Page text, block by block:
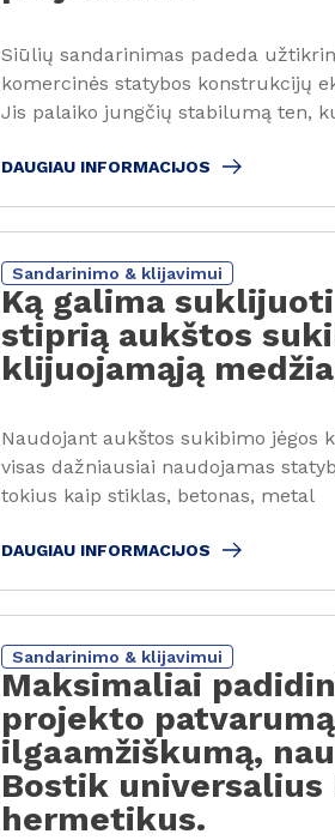
Siūlių sandarinimas padeda
komercinės statybos konstrukcijų
Jis palaiko jungčių stabilumą ten,
DAUGIAU INFORMACIJOS
Sandarinimo & klijavimui
Ką galima
stiprią aukštos
klijuojamąją
Naudojant aukštos sukibimo jėgos
visas dažniausiai naudojamas
tokius kaip stiklas, betonas, metal
DAUGIAU INFORMACIJOS
Sandarinimo & klijavimui
Maksimaliai
projekto
ilgaamžiškumą,
Bostik universalius
hermetikus.